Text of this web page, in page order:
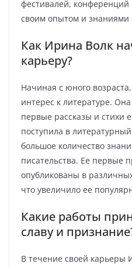
фестивалей, конференций
своим опытом и знаниями
Как Ирина Волк
карьеру?
Начиная с юного
интерес к литературе.
первые рассказы и стихи
поступила в
большое количество
писательства. Ее первые
опубликованы в
что увеличило ее
Какие работы
славу и
В течение своей карьеры